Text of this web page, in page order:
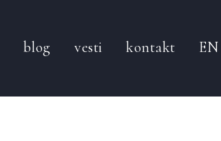
blog vesti kontakt EN